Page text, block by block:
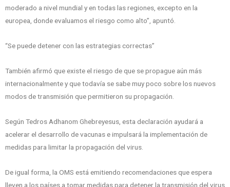
moderado a nivel mundial y en todas las regiones, excepto en la
europea, donde evaluamos el riesgo como alto”, apuntó.
“Se puede detener con las estrategias correctas”
También afirmó que existe el riesgo de que se propague aún más
internacionalmente y que todavía se sabe muy poco sobre los nuevos
modos de transmisión que permitieron su propagación.
Según Tedros Adhanom Ghebreyesus, esta declaración ayudará a
acelerar el desarrollo de vacunas e impulsará la implementación de
medidas para limitar la propagación del virus.
De igual forma, la OMS está emitiendo recomendaciones que espera
lleven a los países a tomar medidas para detener la transmisión del virus